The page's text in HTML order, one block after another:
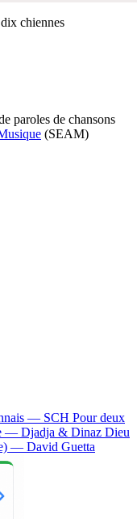
chiennes
paroles de chansons
(SEAM)
— SCH Pour deux
— Djadja & Dinaz Dieu
— David Guetta